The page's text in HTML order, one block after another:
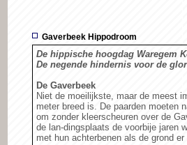
Gaverbeek Hippodroom
De hippische hoogdag Waregem
De negende hindernis voor de
De Gaverbeek
Niet de moeilijkste, maar de meest
meter breed is. De paarden moeten
om zonder kleerscheuren over de
de lan-dingsplaats de voorbije jaren
met hun achterbenen als de grond